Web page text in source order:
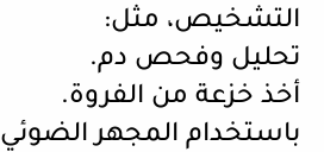
التشخيص، مثل:
تحليل وفحص دم.
أخذ خزعة من الفروة.
باستخدام المجهر